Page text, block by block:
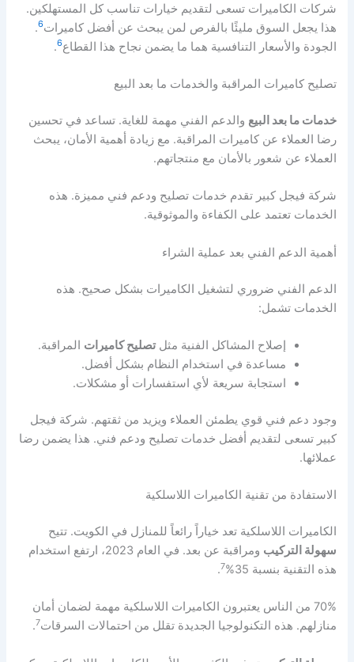
شركات الكاميرات تسعى لتقديم خيارات تناسب كل المستهلكين.
هذا يجعل السوق مليئًا بالفرص لمن يبحث عن أفضل كاميرات6
.
الجودة والأسعار التنافسية هما ما يضمن نجاح هذا القطاع6
.
تصليح كاميرات المراقبة والخدمات ما بعد البيع
خدمات ما بعد البيع والدعم الفني مهمة للغاية. تساعد في تحسين
رضا العملاء عن كاميرات المراقبة. مع زيادة أهمية الأمان، يبحث
العملاء عن شعور بالأمان مع منتجاتهم.
شركة فيجل كبير تقدم خدمات تصليح ودعم فني مميزة. هذه
الخدمات تعتمد على الكفاءة والموثوقية.
أهمية الدعم الفني بعد عملية الشراء
الدعم الفني ضروري لتشغيل الكاميرات بشكل صحيح. هذه
الخدمات تشمل:
إصلاح المشاكل الفنية مثلتصليح كاميرات المراقبة.
مساعدة في استخدام النظام بشكل أفضل.
استجابة سريعة لأي استفسارات أو مشكلات.
وجود دعم فني قوي يطمئن العملاء ويزيد من ثقتهم. شركة فيجل
كبير تسعى لتقديم أفضل خدمات تصليح ودعم فني. هذا يضمن رضا
عملائها.
الاستفادة من تقنية الكاميرات اللاسلكية
الكاميرات اللاسلكية تعد خياراً رائعاً للمنازل في الكويت. تتيح
سهولة التركيب
ومراقبة عن بعد. في العام 2023، ارتفع استخدام
هذه التقنية بنسبة 35%
7
.
70% من الناس يعتبرون الكاميرات اللاسلكية مهمة لضمان أمان
منازلهم. هذه التكنولوجيا الجديدة تقلل من احتمالات السرقات7
.